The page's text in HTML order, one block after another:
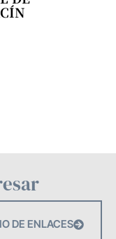
DE ENLACES